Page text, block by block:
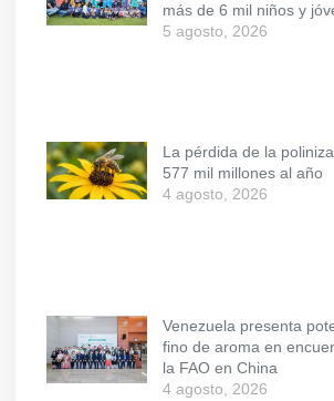
más de 6 mil niños y
5 agosto, 2026
La pérdida de la
577 mil millones al año
4 agosto, 2026
Venezuela presenta
fino de aroma en
la FAO en China
4 agosto, 2026